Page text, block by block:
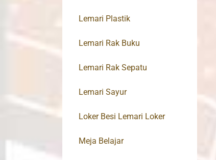
Lemari Plastik
Lemari Rak Buku
Lemari Rak Sepatu
Lemari Sayur
Loker Besi Lemari Loker
Meja Belajar